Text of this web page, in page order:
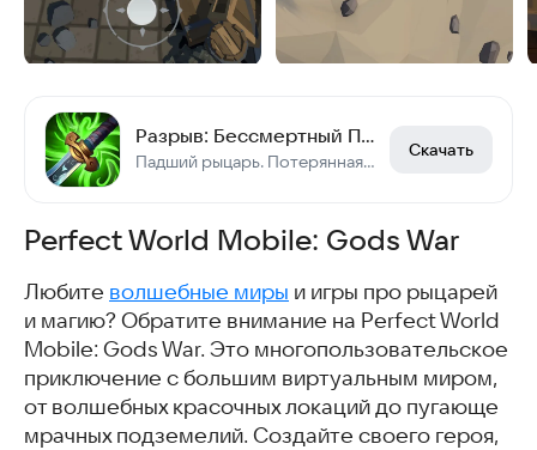
Разрыв: Бессмертный Палач
Падший рыцарь. Потерянная душа. Открытый мир, полный монстров
Скачать
Perfect World Mobile: Gods War
Любите волшебные миры и игры про рыцарей
и магию? Обратите внимание на Perfect World
Mobile: Gods War. Это многопользовательское
приключение с большим виртуальным миром,
от волшебных красочных локаций до пугающе
мрачных подземелий. Создайте своего героя,